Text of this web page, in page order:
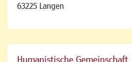
63225 Langen
Humanistische Gemeinschaft